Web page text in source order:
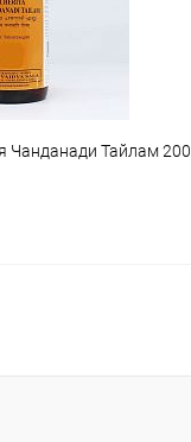
Чанданади Тайлам 200
Сравнение